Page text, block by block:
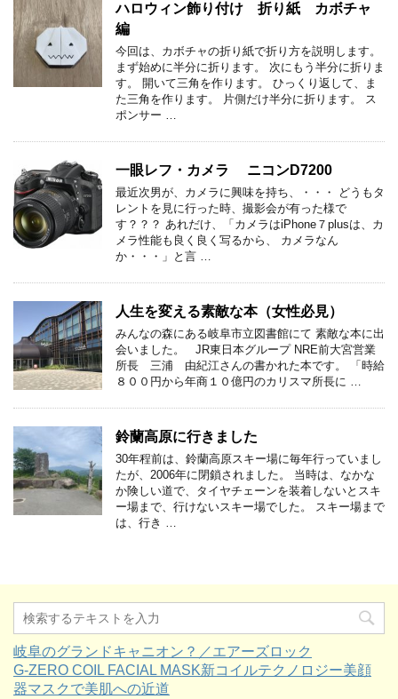
ハロウィン飾り付け 折り紙 カボチャ
編
今回は、カボチャの折り紙で折り方を説明します。
まず始めに半分に折ります。 次にもう半分に折りま
す。 開いて三角を作ります。 ひっくり返して、ま
た三角を作ります。 片側だけ半分に折ります。 ス
ポンサー …
一眼レフ・カメラ ニコンD7200
最近次男が、カメラに興味を持ち、・・・ どうもタ
レントを見に行った時、撮影会が有った様で
す？？？ あれだけ、「カメラはiPhone７plusは、カ
メラ性能も良く良く写るから、 カメラなん
か・・・」と言 …
人生を変える素敵な本（女性必見）
みんなの森にある岐阜市立図書館にて 素敵な本に出
会いました。 JR東日本グループ NRE前大宮営業
所長 三浦 由紀江さんの書かれた本です。 「時給
８００円から年商１０億円のカリスマ所長に …
鈴蘭高原に行きました
30年程前は、鈴蘭高原スキー場に毎年行っていまし
たが、2006年に閉鎖されました。 当時は、なかな
か険しい道で、タイヤチェーンを装着しないとスキ
ー場まで、行けないスキー場でした。 スキー場まで
は、行き …
岐阜のグランドキャニオン？／エアーズロック
G-ZERO COIL FACIAL MASK新コイルテクノロジー美顔
器マスクで美肌への近道